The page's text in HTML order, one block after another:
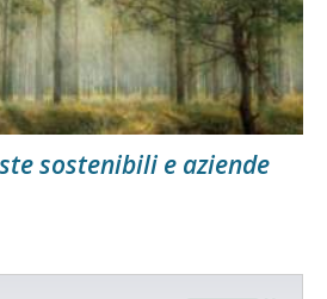
sostenibili e aziende